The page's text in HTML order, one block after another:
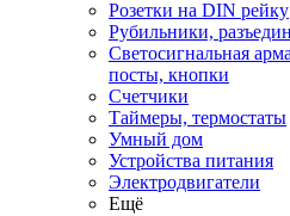
Розетки на DIN рейку
Рубильники,
Светосигнальная
посты, кнопки
Счетчики
Таймеры, термостаты
Умный дом
Устройства питания
Электродвигатели
Ещё